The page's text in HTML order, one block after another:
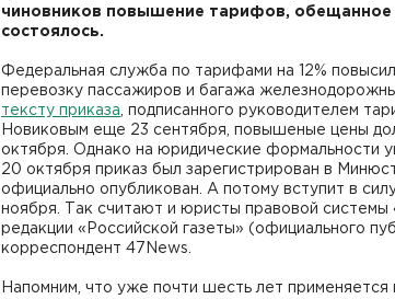
чиновников повышение тарифов, обещанное
состоялось.
Федеральная служба по тарифами на 12%
перевозку пассажиров и багажа
тексту приказа , подписанного руководителем
Новиковым еще 23 сентября, повышеные цены
октября. Однако на юридические формальности
20 октября приказ был зарегистрирован в
официально опубликован. А потому вступит в
ноября. Так считают и юристы правовой системы
редакции «Российской газеты» (официального
корреспондент 47News.
Напомним, что уже почти шесть лет применяется